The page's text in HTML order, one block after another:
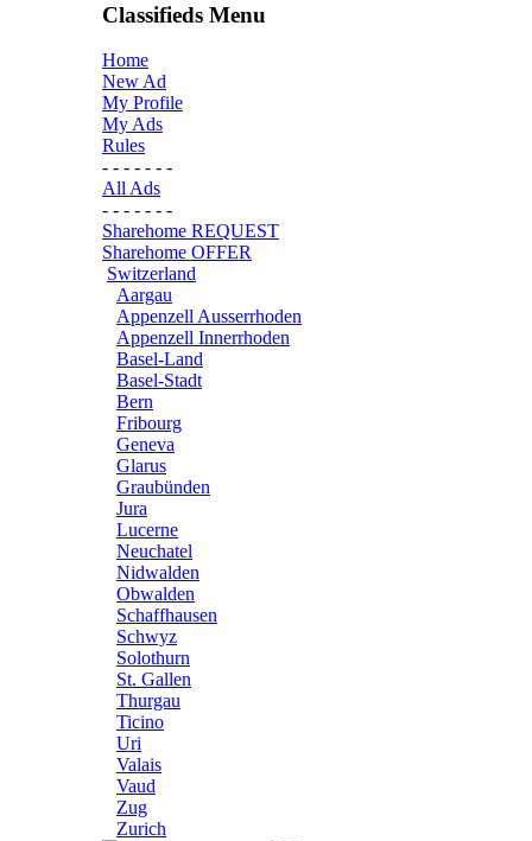
Classifieds Menu
Home
New Ad
My Profile
My Ads
Rules
- - - - - - -
All Ads
- - - - - - -
Sharehome REQUEST
Sharehome OFFER
Switzerland
Aargau
Appenzell Ausserrhoden
Appenzell Innerrhoden
Basel-Land
Basel-Stadt
Bern
Fribourg
Geneva
Glarus
Graubünden
Jura
Lucerne
Neuchatel
Nidwalden
Obwalden
Schaffhausen
Schwyz
Solothurn
St. Gallen
Thurgau
Ticino
Uri
Valais
Vaud
Zug
Zurich